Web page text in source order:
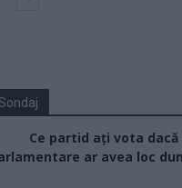
Ce partid ați vota
ar avea loc